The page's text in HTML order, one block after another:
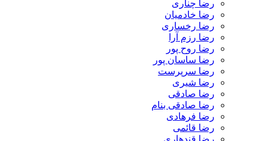
رضا چناری
رضا خادمیان
رضا رخساری
رضا رزم آرا
رضا روح پور
رضا ساسان پور
رضا سرپرست
رضا شیری
رضا صادقی
رضا صادقی بنام
رضا فرهادی
رضا قائمی